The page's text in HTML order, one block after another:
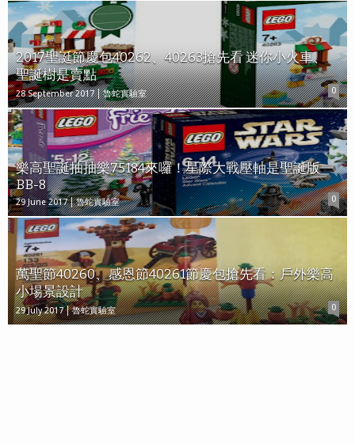
2017聖誕節慶包40262、40263搶先看 迷你小火車、
聖誕樹是賣點
28 September 2017 魯蛇實驗室 0
樂高聖誕抽抽樂75184來囉！星際大戰壓軸是聖誕版
BB-8
29 June 2017 魯蛇實驗室 0
萬聖節40260、感恩節40261節慶包搶先看：戶外樂高
小場景設計
29 July 2017 魯蛇實驗室 0